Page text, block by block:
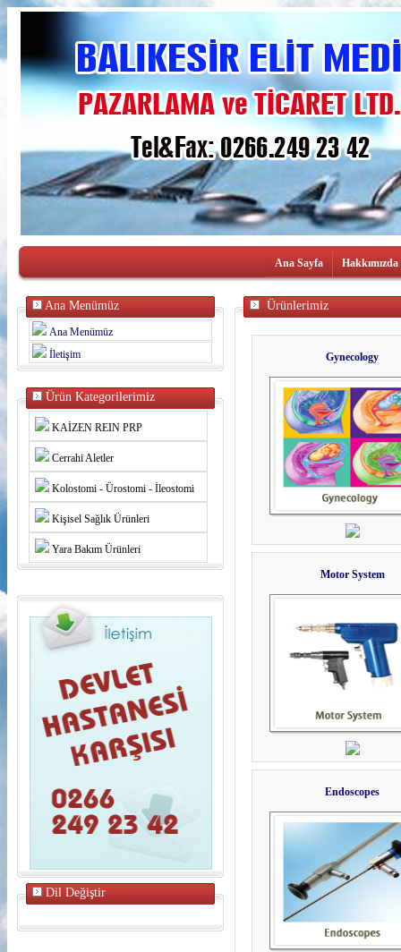
Ana Sayfa Hakkımızda
Ana Menümüz
Ana Menümüz
İletişim
Ürün Kategorilerimiz
KAİZEN REIN PRP
Cerrahi Aletler
Kolostomi - Ürostomi - İleostomi
Kişisel Sağlık Ürünleri
Yara Bakım Ürünleri
Dil Değiştir
Ürünlerimiz
Gynecology
Motor System
Endoscopes